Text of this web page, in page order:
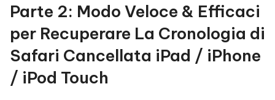
Parte 2: Modo Veloce & Efficaci
per Recuperare La Cronologia di
Safari Cancellata iPad / iPhone
/ iPod Touch